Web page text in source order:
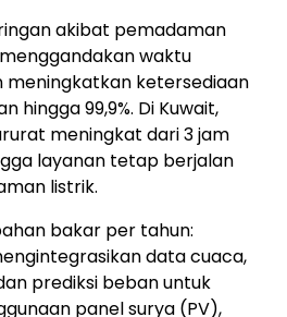
akibat pemadaman
waktu
meningkatkan ketersediaan
hingga 99,9%. Di Kuwait,
meningkat dari 3 jam
layanan tetap berjalan
listrik.
bakar per tahun:
data cuaca,
prediksi beban untuk
panel surya (PV),